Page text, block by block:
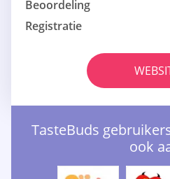
Beoordeling
Registratie
TasteBuds
ook